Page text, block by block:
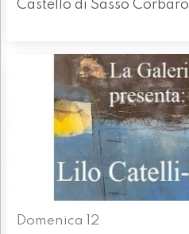
Castello di Sasso Corbaro
Domenica 12